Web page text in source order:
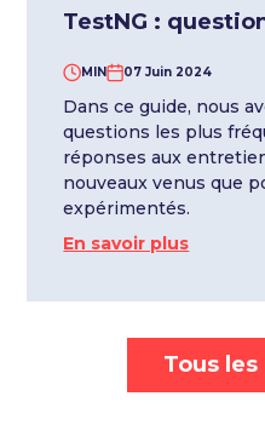
TestNG :
MIN 07 Juin 2024
Dans ce guide, nous
questions les plus
réponses aux
nouveaux venus que
expérimentés.
En savoir plus
Tous